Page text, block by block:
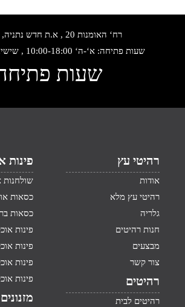
רח‘ האומנות 20 , א.ת חדש נתניה, טלפון:
שעות פתיחה: א‘-ה‘ 10:00-18:00 , שישי: 9:00-14:00
שעות
רהיטי עץ
אודות
רהיטי עץ מלא
גלריה
חנות רהיטים
מבצעים
צור קשר
רהיטים
רהיטים לבית
פינות
שולחנות
כסאות
כסאות בר
פינות
פינות
פינות
פינות
מזנונים